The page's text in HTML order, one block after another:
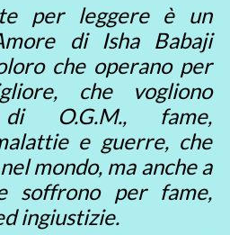
per leggere è un
di Isha Babaji
che operano per
che vogliono
di O.G.M., fame,
e guerre, che
mondo, ma anche a
soffrono per fame,
ingiustizie.